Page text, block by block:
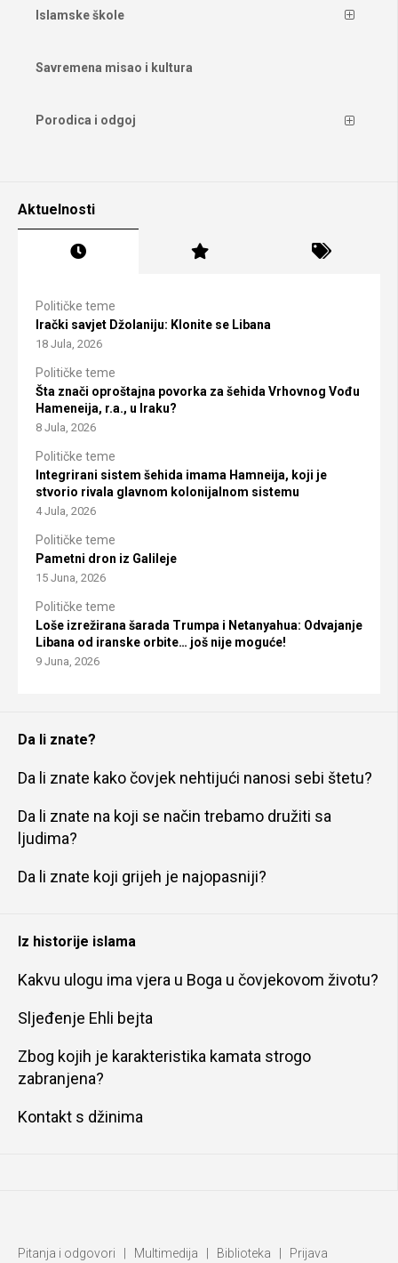
Islamske škole
Savremena misao i kultura
Porodica i odgoj
Aktuelnosti
Političke teme
Irački savjet Džolaniju: Klonite se Libana
18 Jula, 2026
Političke teme
Šta znači oproštajna povorka za šehida Vrhovnog Vođu
Hameneija, r.a., u Iraku?
8 Jula, 2026
Političke teme
Integrirani sistem šehida imama Hamneija, koji je
stvorio rivala glavnom kolonijalnom sistemu
4 Jula, 2026
Političke teme
Pametni dron iz Galileje
15 Juna, 2026
Političke teme
Loše izrežirana šarada Trumpa i Netanyahua: Odvajanje
Libana od iranske orbite… još nije moguće!
9 Juna, 2026
Da li znate?
Da li znate kako čovjek nehtijući nanosi sebi štetu?
Da li znate na koji se način trebamo družiti sa
ljudima?
Da li znate koji grijeh je najopasniji?
Iz historije islama
Kakvu ulogu ima vjera u Boga u čovjekovom životu?
Sljeđenje Ehli bejta
Zbog kojih je karakteristika kamata strogo
zabranjena?
Kontakt s džinima
Pitanja i odgovori Multimedija Biblioteka Prijava